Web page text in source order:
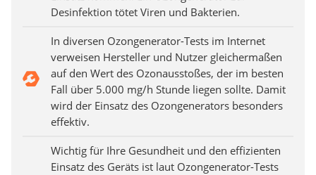
Desinfektion tötet Viren und Bakterien.
In diversen Ozongenerator-Tests im Internet
verweisen Hersteller und Nutzer gleichermaßen
auf den Wert des Ozonausstoßes, der im besten
Fall über 5.000 mg/h Stunde liegen sollte. Damit
wird der Einsatz des Ozongenerators besonders
effektiv.
Wichtig für Ihre Gesundheit und den effizienten
Einsatz des Geräts ist laut Ozongenerator-Tests